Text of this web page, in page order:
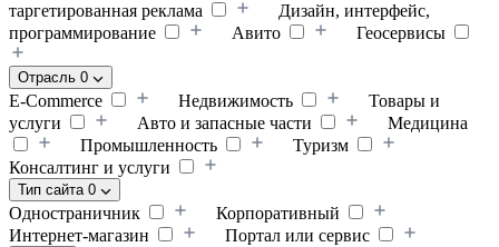
таргетированная реклама
Дизайн, интерфейс,
программирование
Авито Геосервисы
Отрасль 0
E-Commerce Недвижимость
Товары и
услуги
Авто и запасные части
Медицина
Промышленность
Туризм
Консалтинг и услуги
Тип сайта 0
Одностраничник
Корпоративный
Интернет-магазин
Портал или сервис